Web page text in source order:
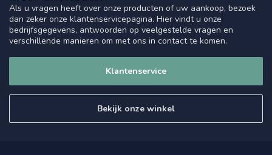
Als u vragen heeft over onze producten of uw aankoop, bezoek
dan zeker onze klantenservicepagina. Hier vindt u onze
bedrijfsgegevens, antwoorden op veelgestelde vragen en
verschillende manieren om met ons in contact te komen.
Klantenservice
Bekijk onze winkel